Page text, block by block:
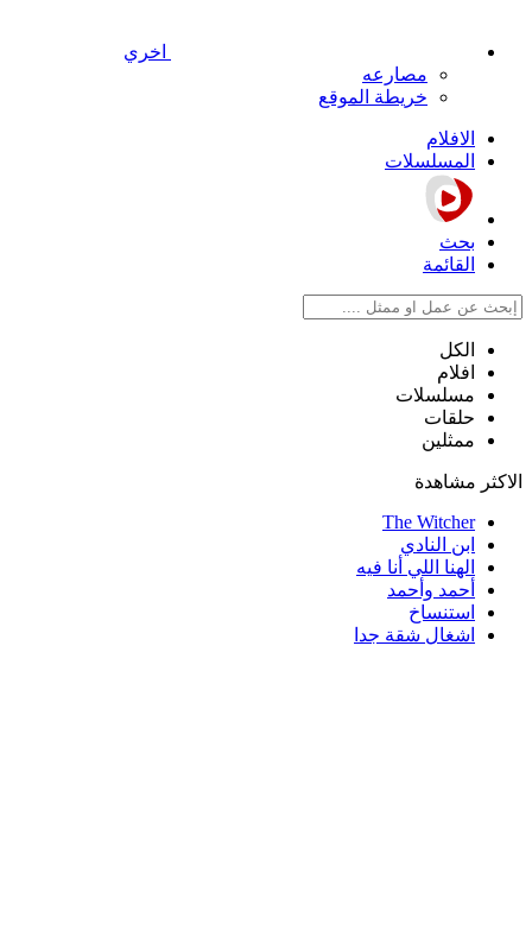
اخري
مصارعه
خريطة الموقع
الافلام
المسلسلات
بحث
القائمة
الكل
افلام
مسلسلات
حلقات
ممثلين
الاكثر مشاهدة
The Witcher
ابن النادي
الهنا اللي أنا فيه
أحمد وأحمد
استنساخ
اشغال شقة جدا